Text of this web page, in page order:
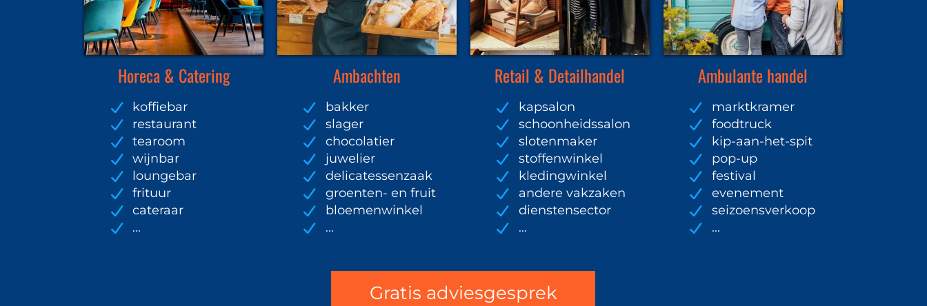
Horeca & Catering
koffiebar
restaurant
tearoom
wijnbar
loungebar
frituur
cateraar
...
Ambachten
bakker
slager
chocolatier
juwelier
delicatessenzaak
groenten- en fruit
bloemenwinkel
...
Retail & Detailhandel
kapsalon
schoonheidssalon
slotenmaker
stoffenwinkel
kledingwinkel
andere vakzaken
dienstensector
...
Ambulante handel
marktkramer
foodtruck
kip-aan-het-spit
pop-up
festival
evenement
seizoensverkoop
...
Gratis adviesgesprek